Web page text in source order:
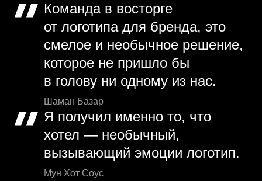
Команда в восторге
от логотипа для бренда, это
смелое и необычное решение,
которое не пришло бы
в голову ни одному из нас.
Шаман Базар
Я получил именно то, что
хотел — необычный,
вызывающий эмоции логотип.
Мун Хот Соус